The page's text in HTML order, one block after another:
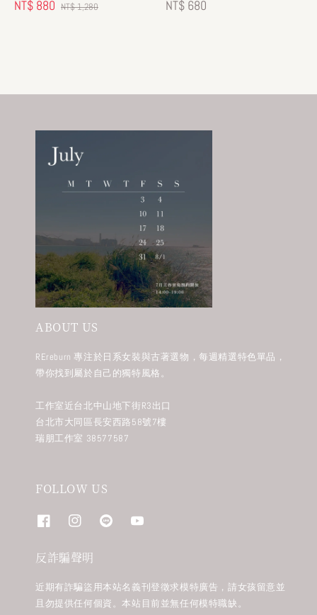
Sale
NT$ 880 Regular
NT$ 1,280
Regular
NT$ 680
ABOUT US
REreburn 專注於日系女裝與古著選物，每週精選特色單品，
帶你找到屬於自己的獨特風格。
工作室近台北中山地下街R3出口
台北市大同區長安西路58號7樓
瑞朋工作室 38577587
FOLLOW US
反詐騙聲明
近期有詐騙盜用本站名義刊登徵求模特廣告，請女孩留意並
且勿提供任何個資。本站目前並無任何模特職缺。